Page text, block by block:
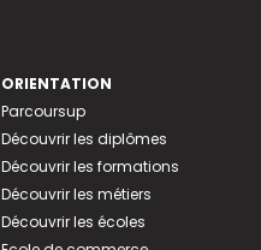
ORIENTATION
Parcoursup
Découvrir les diplômes
Découvrir les formations
Découvrir les métiers
Découvrir les écoles